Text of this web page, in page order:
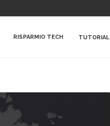
RISPARMIO TECH TUTORIAL